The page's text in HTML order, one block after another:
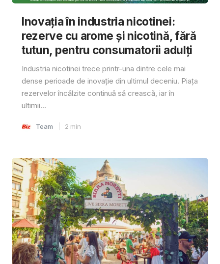
Inovația în industria nicotinei:
rezerve cu arome și nicotină, fără
tutun, pentru consumatorii adulți
Industria nicotinei trece printr-una dintre cele mai
dense perioade de inovație din ultimul deceniu. Piața
rezervelor încălzite continuă să crească, iar în
ultimii...
Team 2 min